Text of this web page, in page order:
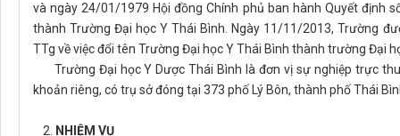
và ngày 24/01/1979 Hội đồng Chính phủ ban hành Quyết định
thành Trường Đại học Y Thái Bình. Ngày 11/11/2013, Trường
TTg về việc đổi tên Trường Đại học Y Thái Bình thành trường Đại
Trường Đại học Y Dược Thái Bình là đơn vị sự nghiệp trực
khoản riêng, có trụ sở đóng tại 373 phố Lý Bôn, thành phố Thái
2.
NHIỆM VỤ